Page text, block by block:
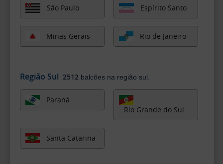
São Paulo Espírito Santo
Minas Gerais Rio de Janeiro
Região Sul 2512 balcões na região sul.
Paraná
Rio Grande do Sul
Santa Catarina